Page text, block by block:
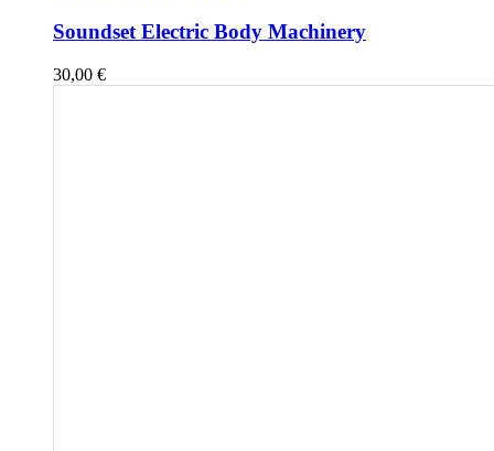
Soundset Electric Body Machinery
30,00 €